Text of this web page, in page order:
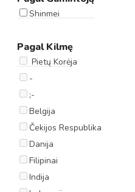
Shinmei
Pagal Kilmę
Pietų Korėja
-
;-
Belgija
Čekijos Respublika
Danija
Filipinai
Indija